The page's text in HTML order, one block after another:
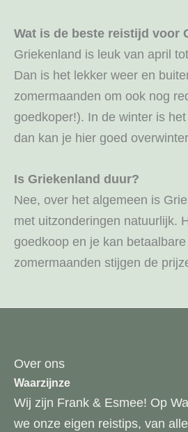
Wat is de beste reistijd voor
Griekenland is leuk van april
Dan is het lekker weer en
zomermaanden om ook nog
goedkoper!). In de winter is
dan kan je hier goed
Is Griekenland duur?
Nee, over het algemeen is
met uitzonderingen natuurlijk.
goedkoop en je kan
zomermaanden stijgen de
Over ons
Waarzijnze
Wij zijn Frank & Esmee! Op
we onze eigen reistips, van